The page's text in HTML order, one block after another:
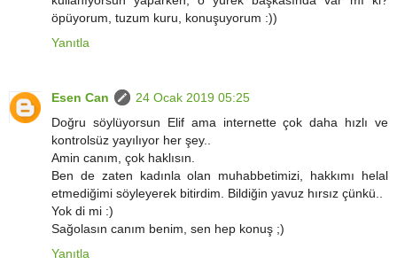
öpüyorum, tuzum kuru, konuşuyorum :))
Yanıtla
Esen Can
24 Ocak 2019 05:25
Doğru söylüyorsun Elif ama internette çok daha hızlı ve
kontrolsüz yayılıyor her şey..
Amin canım, çok haklısın.
Ben de zaten kadınla olan muhabbetimizi, hakkımı helal
etmediğimi söyleyerek bitirdim. Bildiğin yavuz hırsız çünkü..
Yok di mi :)
Sağolasın canım benim, sen hep konuş ;)
Yanıtla